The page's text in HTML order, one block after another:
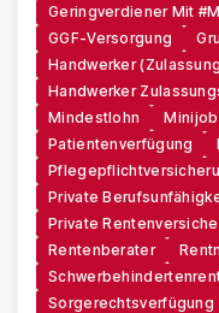
Geringverdiener Mit
GGF-Versorgung
Handwerker
Handwerker
Mindestlohn
Minijob
Patientenverfügung
Private
Private
Rentenberater
Sorgerechtsverfügung